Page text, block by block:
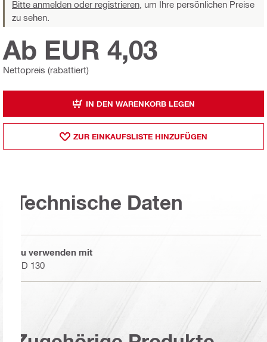
Bitte anmelden oder registrieren, um Ihre persönlichen Preise
zu sehen.
Nettopreis (rabattiert)
Ab EUR 4,03
IN DEN WARENKORB LEGEN
ZUR EINKAUFSLISTE HINZUFÜGEN
Technische Daten
Zu verwenden mit
DD 130